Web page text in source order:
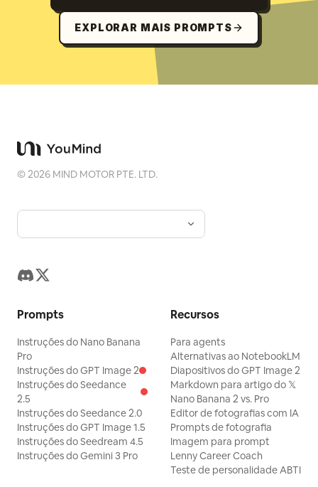
EXPLORAR MAIS PROMPTS
©2026 MIND MOTOR PTE. LTD.
Prompts
Instruções do Nano Banana
Pro
Instruções do GPT Image 2
Instruções do Seedance
2.5
Instruções do Seedance 2.0
Instruções do GPT Image 1.5
Instruções do Seedream 4.5
Instruções do Gemini 3 Pro
Recursos
Para agents
Alternativas ao NotebookLM
Diapositivos do GPT Image 2
Markdown para artigo do 𝕏
Nano Banana 2 vs. Pro
Editor de fotografias com IA
Prompts de fotografia
Imagem para prompt
Lenny Career Coach
Teste de personalidade ABTI